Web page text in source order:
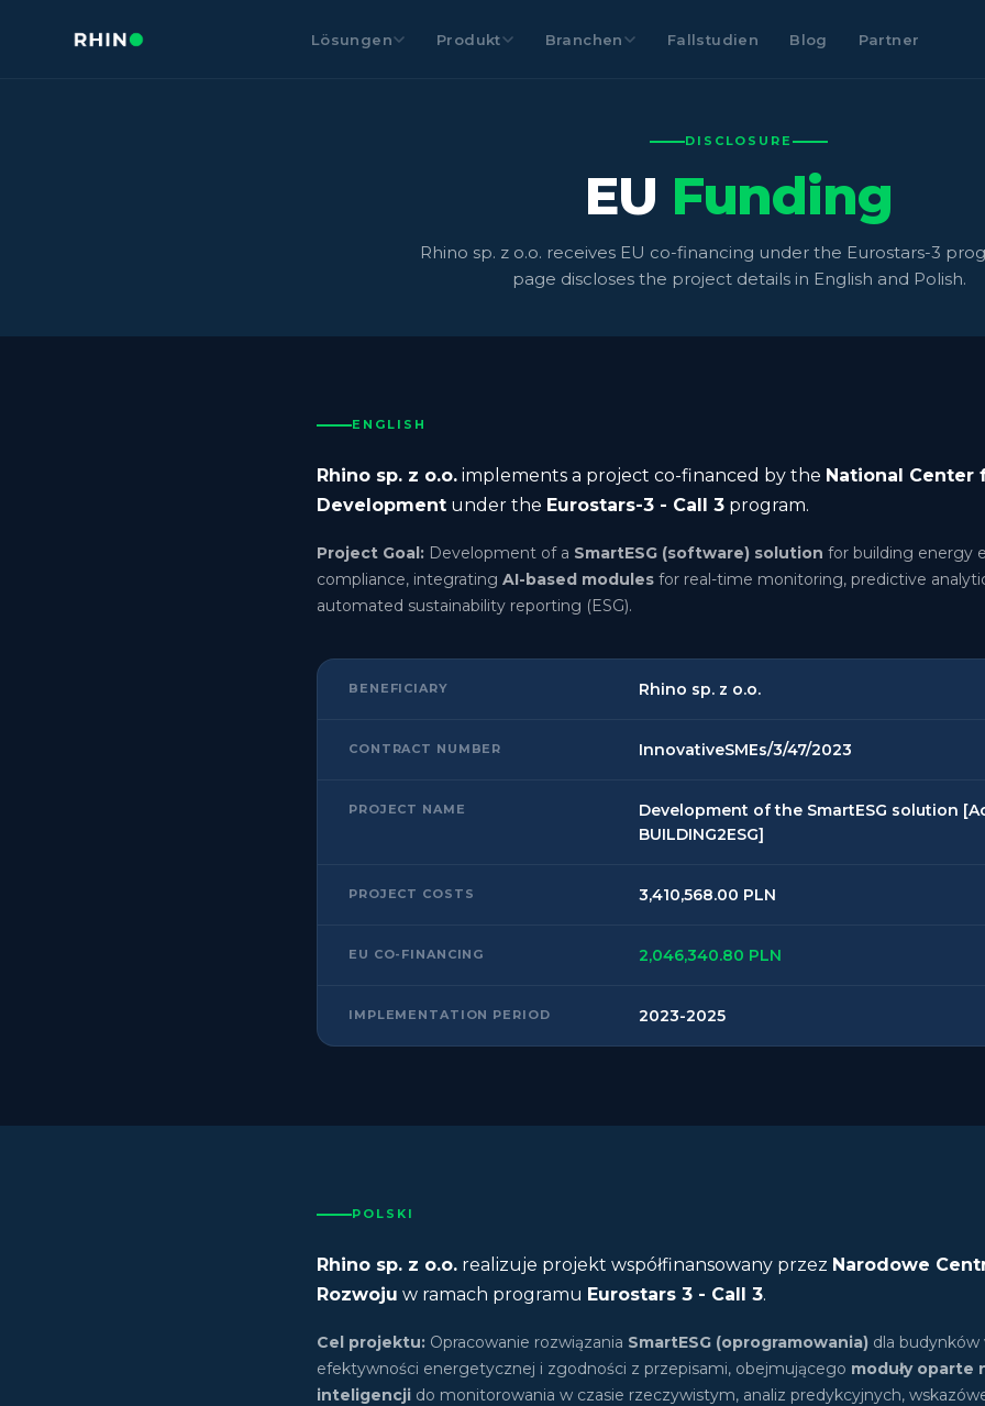
Lösungen Produkt Branchen Fallstudien Blog Partner
DISCLOSURE
EU Funding
Rhino sp. z o.o. receives EU co-financing under the Eurostars-3
page discloses the project details in English and Polish.
ENGLISH
Rhino sp. z o.o. implements a project co-financed by the National Center
Development under the Eurostars-3 - Call 3 program.
Project Goal: Development of a SmartESG (software) solution for building energy
compliance, integrating AI-based modules for real-time monitoring, predictive
automated sustainability reporting (ESG).
BENEFICIARY Rhino sp. z o.o.
CONTRACT NUMBER InnovativeSMEs/3/47/2023
PROJECT NAME
Development of the SmartESG solution
BUILDING2ESG]
PROJECT COSTS 3,410,568.00 PLN
EU CO-FINANCING 2,046,340.80 PLN
IMPLEMENTATION PERIOD 2023-2025
POLSKI
Rhino sp. z o.o. realizuje projekt współfinansowany przez Narodowe
Rozwoju w ramach programu Eurostars 3 - Call 3.
Cel projektu: Opracowanie rozwiązania SmartESG (oprogramowania) dla budynków
efektywności energetycznej i zgodności z przepisami, obejmującego moduły oparte
inteligencji do monitorowania w czasie rzeczywistym, analiz predykcyjnych,